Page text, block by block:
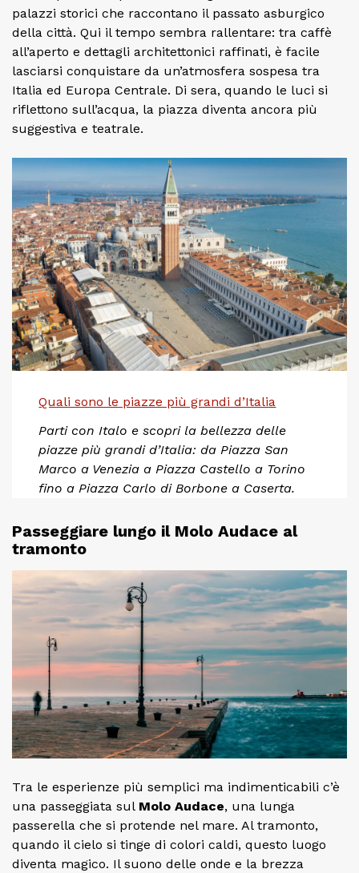
palazzi storici che raccontano il passato asburgico
della città. Qui il tempo sembra rallentare: tra caffè
all’aperto e dettagli architettonici raffinati, è facile
lasciarsi conquistare da un’atmosfera sospesa tra
Italia ed Europa Centrale. Di sera, quando le luci si
riflettono sull’acqua, la piazza diventa ancora più
suggestiva e teatrale.
Quali sono le piazze più grandi d’Italia
Parti con Italo e scopri la bellezza delle
piazze più grandi d’Italia: da Piazza San
Marco a Venezia a Piazza Castello a Torino
fino a Piazza Carlo di Borbone a Caserta.
Passeggiare lungo il Molo Audace al
tramonto
Tra le esperienze più semplici ma indimenticabili c’è
una passeggiata sul Molo Audace, una lunga
passerella che si protende nel mare. Al tramonto,
quando il cielo si tinge di colori caldi, questo luogo
diventa magico. Il suono delle onde e la brezza